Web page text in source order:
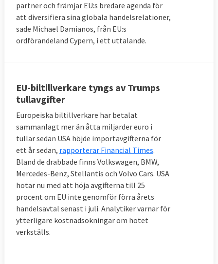
partner och främjar EU:s bredare agenda för
att diversifiera sina globala handelsrelationer,
sade Michael Damianos, från EU:s
ordförandeland Cypern, i ett uttalande.
EU-biltillverkare tyngs av Trumps
tullavgifter
Europeiska biltillverkare har betalat
sammanlagt mer än åtta miljarder euro i
tullar sedan USA höjde importavgifterna för
ett år sedan, rapporterar Financial Times.
Bland de drabbade finns Volkswagen, BMW,
Mercedes-Benz, Stellantis och Volvo Cars. USA
hotar nu med att höja avgifterna till 25
procent om EU inte genomför förra årets
handelsavtal senast i juli. Analytiker varnar för
ytterligare kostnadsökningar om hotet
verkställs.